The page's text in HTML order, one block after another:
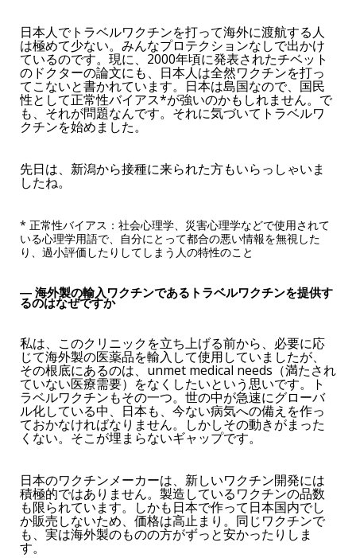
日本人でトラベルワクチンを打って海外に渡航する人
は極めて少ない。みんなプロテクションなしで出かけ
ているのです。現に、2000年頃に発表されたチベット
のドクターの論文にも、日本人は全然ワクチンを打っ
てこないと書かれています。日本は島国なので、国民
性として正常性バイアス*が強いのかもしれません。で
も、それが問題なんです。それに気づいてトラベルワ
クチンを始めました。
先日は、新潟から接種に来られた方もいらっしゃいま
したね。
* 正常性バイアス：社会心理学、災害心理学などで使用されて
いる心理学用語で、自分にとって都合の悪い情報を無視した
り、過小評価したりしてしまう人の特性のこと
― 海外製の輸入ワクチンであるトラベルワクチンを提供す
るのはなぜですか
私は、このクリニックを立ち上げる前から、必要に応
じて海外製の医薬品を輸入して使用していましたが、
その根底にあるのは、unmet medical needs（満たされ
ていない医療需要）をなくしたいという思いです。ト
ラベルワクチンもその一つ。世の中が急速にグローバ
ル化している中、日本も、今ない病気への備えを作っ
ておかなければなりません。しかしその動きがまった
くない。そこが埋まらないギャップです。
日本のワクチンメーカーは、新しいワクチン開発には
積極的ではありません。製造しているワクチンの品数
も限られています。しかも日本で作って日本国内でし
か販売しないため、価格は高止まり。同じワクチンで
も、実は海外製のものの方がずっと安かったりしま
す。